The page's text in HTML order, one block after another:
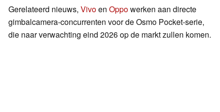
Gerelateerd nieuws, Vivoen Oppowerken aan directe
gimbalcamera-concurrenten voor de Osmo Pocket-serie,
die naar verwachting eind 2026 op de markt zullen komen.